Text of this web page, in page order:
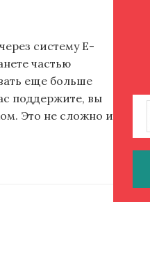
систему E-
частью
еще больше
поддержите, вы
Это не сложно и